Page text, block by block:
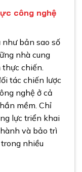
công nghệ
như bản sao số
nhà cung
chiến.
tác chiến lược
nghệ ở cả
mềm. Chỉ
lực triển khai
và bảo trì
nhiều